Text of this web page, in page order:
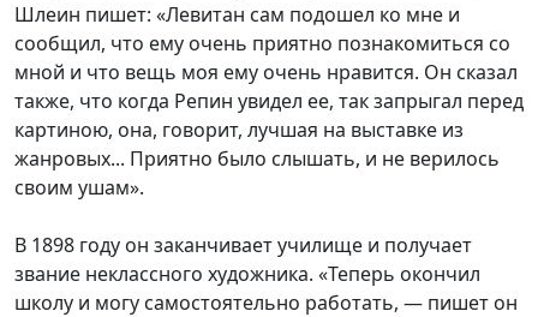
Шлеин пишет: «Левитан сам подошел ко мне и
сообщил, что ему очень приятно познакомиться со
мной и что вещь моя ему очень нравится. Он сказал
также, что когда Репин увидел ее, так запрыгал перед
картиною, она, говорит, лучшая на выставке из
жанровых... Приятно было слышать, и не верилось
своим ушам».
В 1898 году он заканчивает училище и получает
звание неклассного художника. «Теперь окончил
школу и могу самостоятельно работать, — пишет он